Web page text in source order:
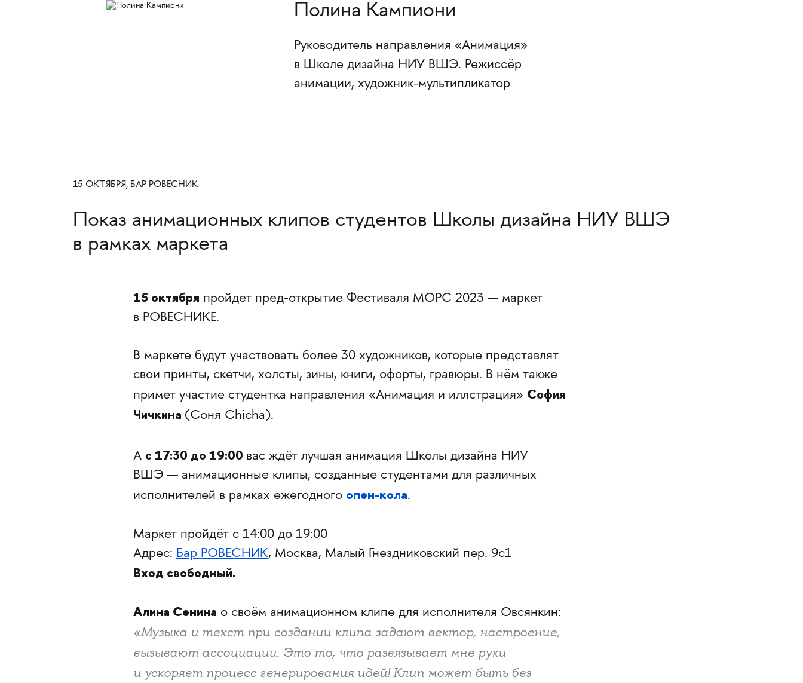
Полина Кампиони
Руководитель направления «Анимация»
в Школе дизайна НИУ ВШЭ. Режиссёр
анимации, художник-мультипликатор
15 ОКТЯБРЯ, БАР РОВЕСНИК
Показ анимационных клипов студентов Школы дизайна НИУ ВШЭ
в рамках маркета
15 октября пройдет пред-открытие Фестиваля МОРС 2023 — маркет
в РОВЕСНИКЕ.
В маркете будут участвовать более 30 художников, которые представлят
свои принты, скетчи, холсты, зины, книги, офорты, гравюры. В нём также
примет участие студентка направления «Анимация и иллстрация» София
Чичкина (Соня Chicha).
А с 17:30 до 19:00 вас ждёт лучшая анимация Школы дизайна НИУ
ВШЭ — анимационные клипы, созданные студентами для различных
исполнителей в рамках ежегодного опен-кола.
Маркет пройдёт с 14:00 до 19:00
Адрес: Бар РОВЕСНИК, Москва, Малый Гнездниковский пер. 9с1
Вход свободный.
Алина Сенина о своём анимационном клипе для исполнителя Овсянкин:
«Музыка и текст при создании клипа задают вектор, настроение,
вызывают ассоциации. Это то, что развязывает мне руки
и ускоряет процесс генерирования идей! Клип может быть без